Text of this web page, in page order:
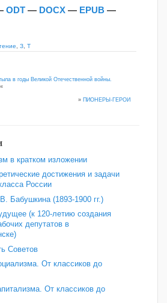
ODT — DOCX — EPUB —
З Т
в годы Великой Отечественной войны.
«
» ПИОНЕРЫ-ГЕРОИ
в кратком изложении
достижения и задачи
России
Бабушкина (1893-1900 гг.)
(к 120‑летию создания
депутатов в
Советов
От классиков до
От классиков до